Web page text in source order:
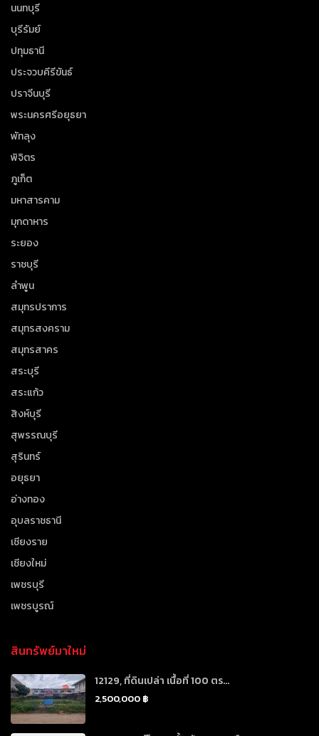
นนทบุรี
บุรีรัมย์
ปทุมธานี
ประจวบคีรีขันธ์
ปราจีนบุรี
พระนครศรีอยุธยา
พัทลุง
พิจิตร
ภูเก็ต
มหาสารคาม
มุกดาหาร
ระยอง
ราชบุรี
ลำพูน
สมุทรปราการ
สมุทรสงคราม
สมุทรสาคร
สระบุรี
สระแก้ว
สิงห์บุรี
สุพรรณบุรี
สุรินทร์
อยุธยา
อ่างทอง
อุบลราชธานี
เชียงราย
เชียงใหม่
เพชรบุรี
เพชรบูรณ์
สินทรัพย์มาใหม่
12129, ที่ดินเปล่า เนื้อที่ 100 ตร...
2,500,000 ฿